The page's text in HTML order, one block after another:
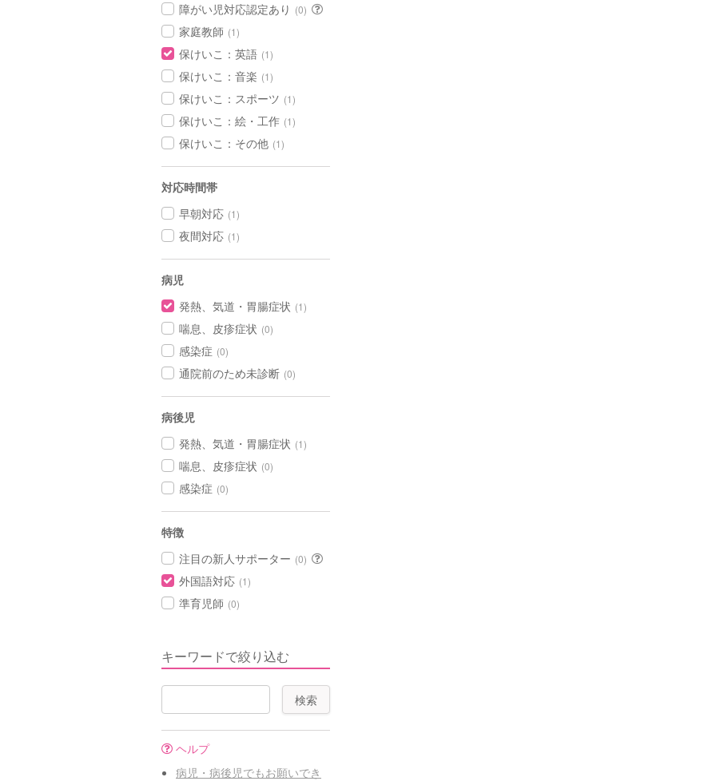
障がい児対応認定あり (0)
家庭教師 (1)
保けいこ：英語 (1)
保けいこ：音楽 (1)
保けいこ：スポーツ (1)
保けいこ：絵・工作 (1)
保けいこ：その他 (1)
対応時間帯
早朝対応 (1)
夜間対応 (1)
病児
発熱、気道・胃腸症状 (1)
喘息、皮疹症状 (0)
感染症 (0)
通院前のため未診断 (0)
病後児
発熱、気道・胃腸症状 (1)
喘息、皮疹症状 (0)
感染症 (0)
特徴
注目の新人サポーター (0)
外国語対応 (1)
準育児師 (0)
キーワードで絞り込む
ヘルプ
病児・病後児でもお願いでき